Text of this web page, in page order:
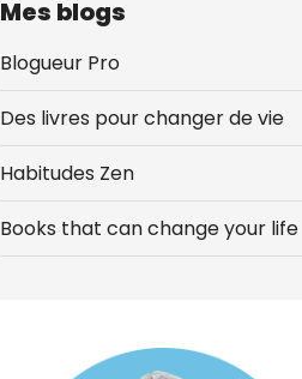
Mes blogs
Blogueur Pro
Des livres pour changer de vie
Habitudes Zen
Books that can change your life